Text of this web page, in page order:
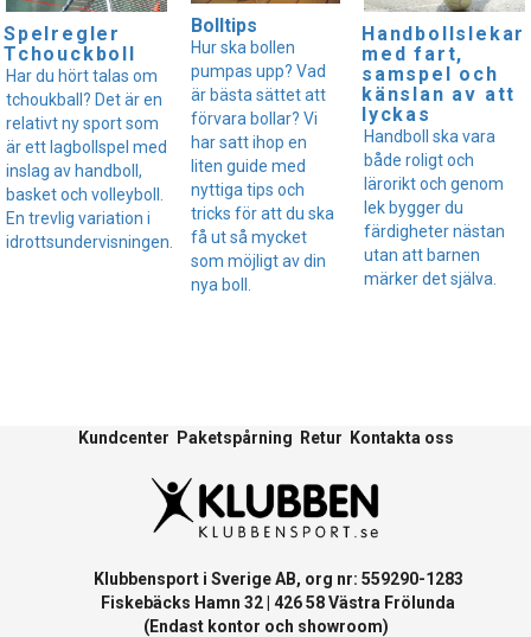
Spelregler
Tchouckboll
Har du hört talas om
tchoukball? Det är en
relativt ny sport som
är ett lagbollspel med
inslag av handboll,
basket och volleyboll.
En trevlig variation i
idrottsundervisningen.
Bolltips
Hur ska bollen
pumpas upp? Vad
är bästa sättet att
förvara bollar? Vi
har satt ihop en
liten guide med
nyttiga tips och
tricks för att du ska
få ut så mycket
som möjligt av din
nya boll.
Handbollslekar
med fart,
samspel och
känslan av att
lyckas
Handboll ska vara
både roligt och
lärorikt och genom
lek bygger du
färdigheter nästan
utan att barnen
märker det själva.
Kundcenter Paketspårning Retur Kontakta oss
Klubbensport i Sverige AB, org nr: 559290-1283
Fiskebäcks Hamn 32 | 426 58 Västra Frölunda
(Endast kontor och showroom)